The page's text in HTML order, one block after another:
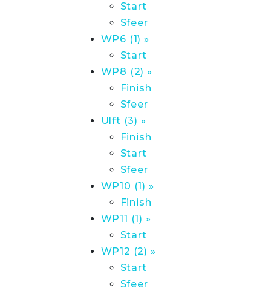
Start
Sfeer
WP6 (1) »
Start
WP8 (2) »
Finish
Sfeer
Ulft (3) »
Finish
Start
Sfeer
WP10 (1) »
Finish
WP11 (1) »
Start
WP12 (2) »
Start
Sfeer